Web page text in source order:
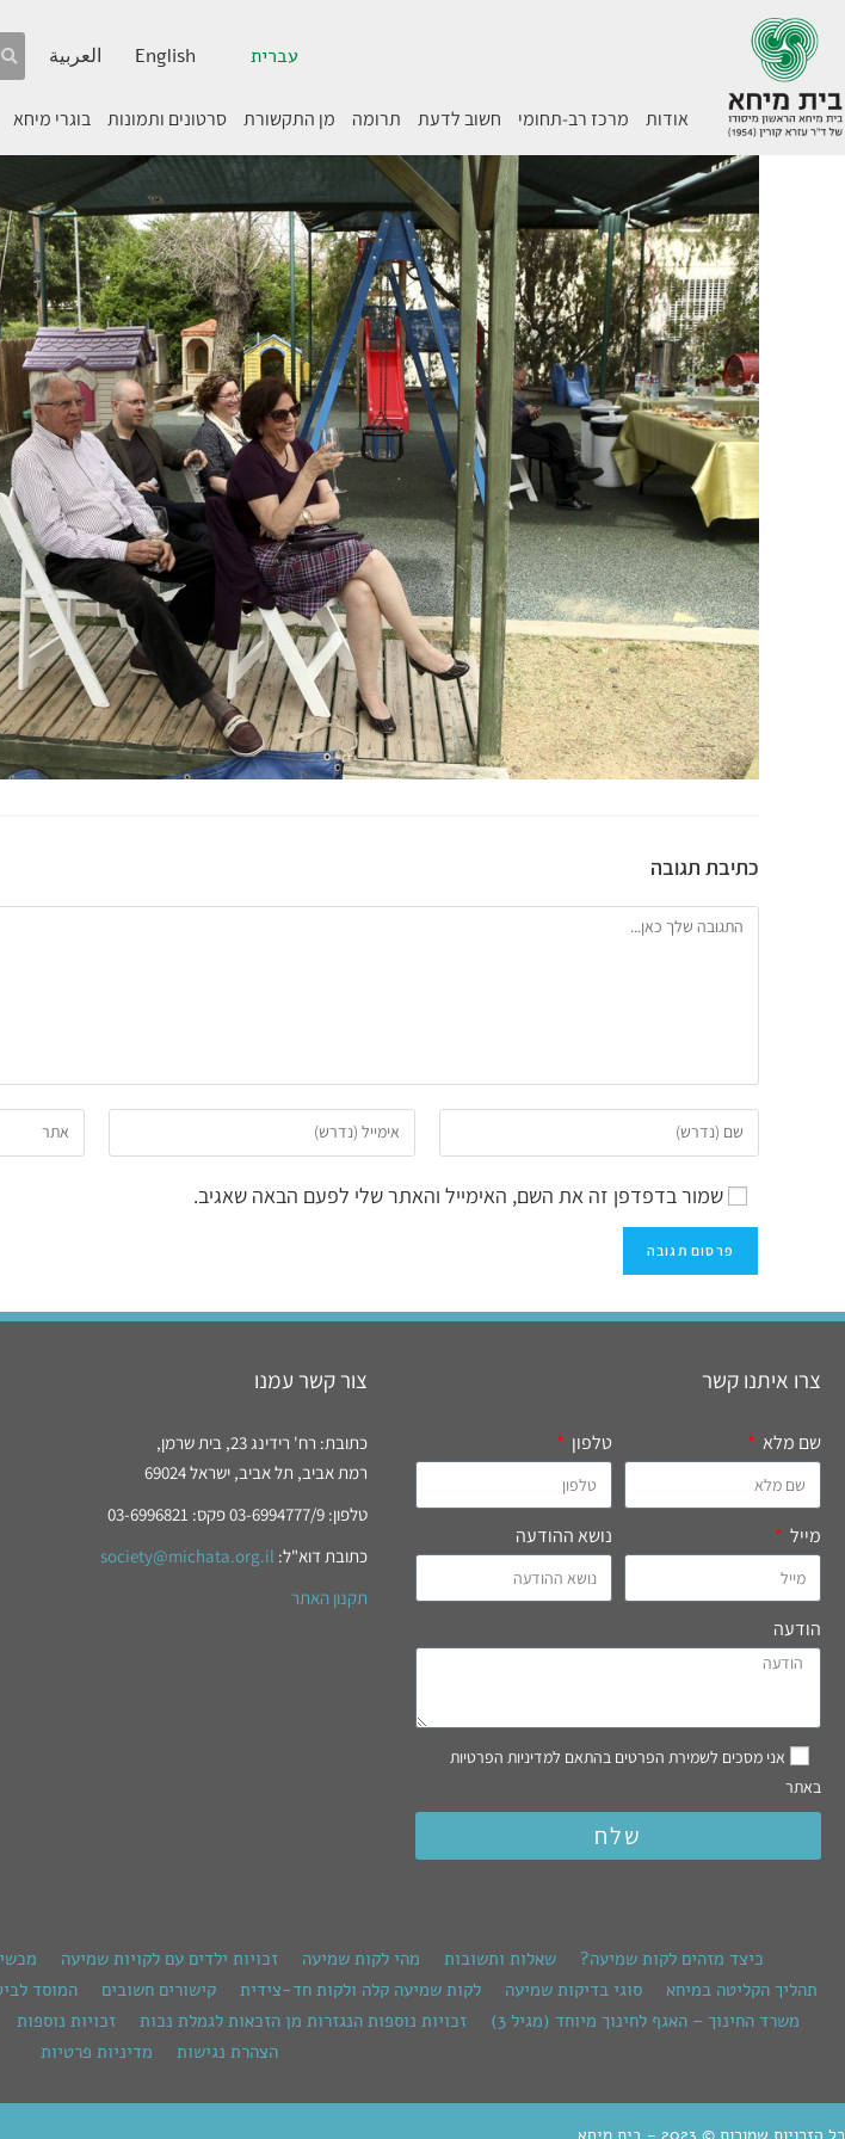
עברית English العربية
אודות מרכז רב-תחומי חשוב לדעת תרומה מן התקשורת סרטונים ותמונות בוגרי מיחא
כתיבת תגובה
שמור בדפדפן זה את השם, האימייל והאתר שלי לפעם הבאה שאגיב.
צרו איתנו קשר
שם מלא טלפון
מייל נושא ההודעה
הודעה
אני מסכים לשמירת הפרטים בהתאם למדיניות הפרטיות
באתר
שלח
צור קשר עמנו
כתובת: רח' רידינג 23, בית שרמן,
רמת אביב, תל אביב, ישראל 69024
טלפון: 03-6994777/9 פקס: 03-6996821
כתובת דוא"ל: society@michata.org.il
תקנון האתר
כיצד מזהים לקות שמיעה? שאלות ותשובות מהי לקות שמיעה זכויות ילדים עם לקויות שמיעה
תהליך הקליטה במיחא
סוגי בדיקות שמיעה לקות שמיעה קלה ולקות חד-צידית קישורים חשובים המוסד
משרד החינוך – האגף לחינוך מיוחד (מגיל 3)
זכויות נוספות הנגזרות מן הזכאות לגמלת נכות זכויות נוספות
הצהרת נגישות
מדיניות פרטיות
כל הזכויות שמורות © 2023 - בית מיחא